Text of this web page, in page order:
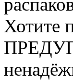
Хотите